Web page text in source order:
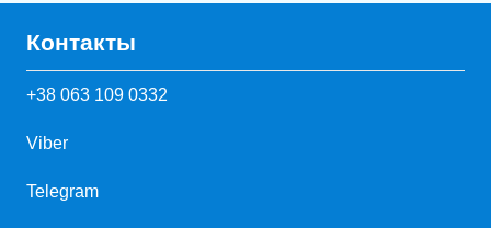
Контакты
+38 063 109 0332
Viber
Telegram